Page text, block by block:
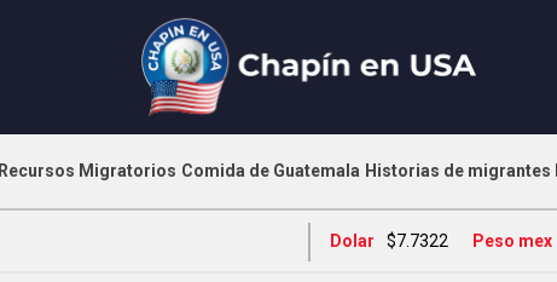
Recursos Migratorios Comida de Guatemala Historias de migrantes
Dolar $7.7322 Peso mex